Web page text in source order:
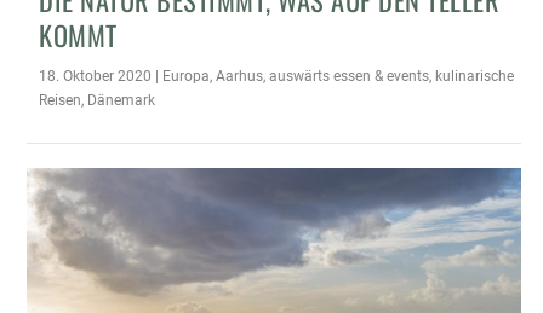
KOMMT
18. Oktober 2020 Europa,Aarhus,auswärts essen & events, kulinarische
Reisen, Dänemark